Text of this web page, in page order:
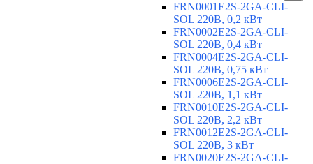
FRN0001E2S-2GA-CLI-
SOL 220В, 0,2 кВт
FRN0002E2S-2GA-CLI-
SOL 220В, 0,4 кВт
FRN0004E2S-2GA-CLI-
SOL 220В, 0,75 кВт
FRN0006E2S-2GA-CLI-
SOL 220В, 1,1 кВт
FRN0010E2S-2GA-CLI-
SOL 220В, 2,2 кВт
FRN0012E2S-2GA-CLI-
SOL 220В, 3 кВт
FRN0020E2S-2GA-CLI-